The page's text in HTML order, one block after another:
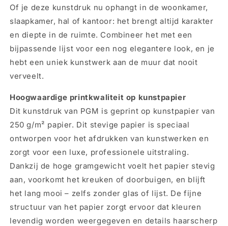
Of je deze kunstdruk nu ophangt in de woonkamer,
slaapkamer, hal of kantoor: het brengt altijd karakter
en diepte in de ruimte. Combineer het met een
bijpassende lijst voor een nog elegantere look, en je
hebt een uniek kunstwerk aan de muur dat nooit
verveelt.
Hoogwaardige printkwaliteit op kunstpapier
Dit kunstdruk van PGM is geprint op kunstpapier van
250 g/m² papier. Dit stevige papier is speciaal
ontworpen voor het afdrukken van kunstwerken en
zorgt voor een luxe, professionele uitstraling.
Dankzij de hoge gramgewicht voelt het papier stevig
aan, voorkomt het kreuken of doorbuigen, en blijft
het lang mooi – zelfs zonder glas of lijst. De fijne
structuur van het papier zorgt ervoor dat kleuren
levendig worden weergegeven en details haarscherp